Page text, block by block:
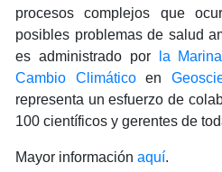
procesos complejos que
posibles problemas de salud
es administrado por
la
Cambio Climáticoen
representa un esfuerzo de
100 científicos y gerentes de
Mayor información aquí.